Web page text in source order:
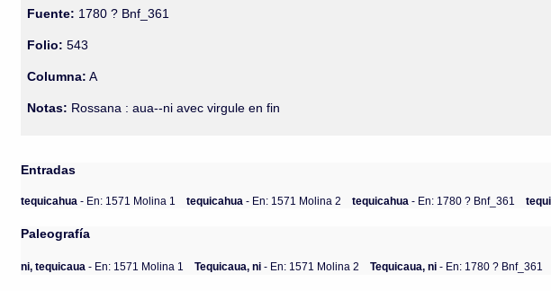
Fuente: 1780 ? Bnf_361
Folio: 543
Columna: A
Notas: Rossana : aua--ni avec virgule en fin
Entradas
tequicahua- En: 1571 Molina 1 tequicahua- En: 1571 Molina 2 tequicahua- En: 1780 ? Bnf_361
Paleografía
ni, tequicaua - En: 1571 Molina 1 Tequicaua, ni - En: 1571 Molina 2 Tequicaua, ni - En: 1780 ? Bnf_361